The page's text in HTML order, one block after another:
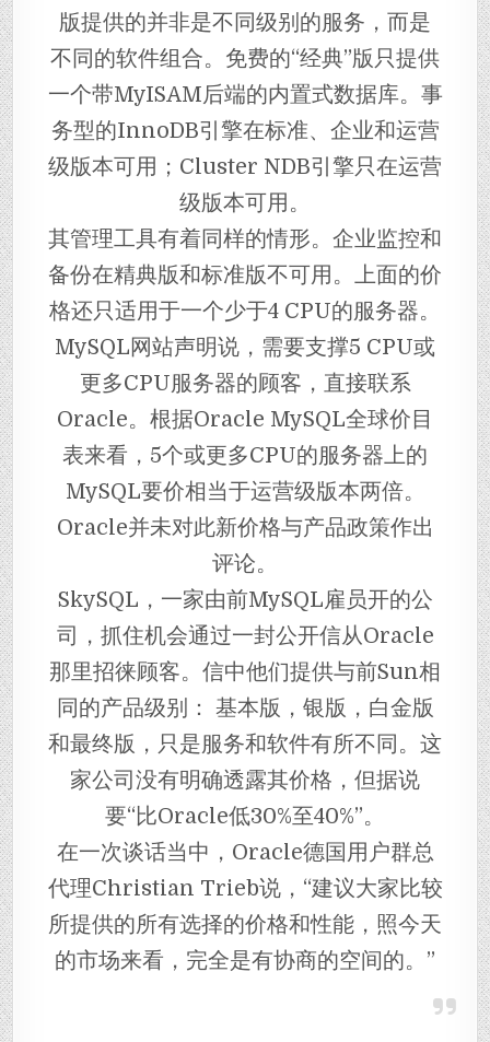
版提供的并非是不同级别的服务，而是
不同的软件组合。免费的“经典”版只提供
一个带MyISAM后端的内置式数据库。事
务型的InnoDB引擎在标准、企业和运营
级版本可用；Cluster NDB引擎只在运营
级版本可用。
其管理工具有着同样的情形。企业监控和
备份在精典版和标准版不可用。上面的价
格还只适用于一个少于4 CPU的服务器。
MySQL网站声明说，需要支撑5 CPU或
更多CPU服务器的顾客，直接联系
Oracle。根据Oracle MySQL全球价目
表来看，5个或更多CPU的服务器上的
MySQL要价相当于运营级版本两倍。
Oracle并未对此新价格与产品政策作出
评论。
SkySQL，一家由前MySQL雇员开的公
司，抓住机会通过一封公开信从Oracle
那里招徕顾客。信中他们提供与前Sun相
同的产品级别： 基本版，银版，白金版
和最终版，只是服务和软件有所不同。这
家公司没有明确透露其价格，但据说
要“比Oracle低30%至40%”。
在一次谈话当中，Oracle德国用户群总
代理Christian Trieb说，“建议大家比较
所提供的所有选择的价格和性能，照今天
的市场来看，完全是有协商的空间的。”